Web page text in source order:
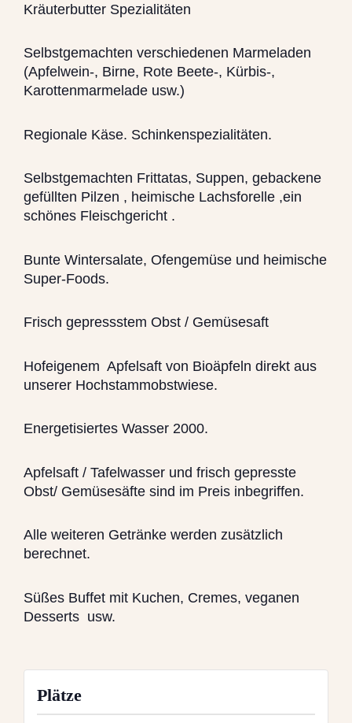
Kräuterbutter Spezialitäten
Selbstgemachten verschiedenen Marmeladen
(Apfelwein-, Birne, Rote Beete-, Kürbis-,
Karottenmarmelade usw.)
Regionale Käse. Schinkenspezialitäten.
Selbstgemachten Frittatas, Suppen, gebackene
gefüllten Pilzen , heimische Lachsforelle ,ein
schönes Fleischgericht .
Bunte Wintersalate, Ofengemüse und heimische
Super-Foods.
Frisch gepressstem Obst / Gemüsesaft
Hofeigenem Apfelsaft von Bioäpfeln direkt aus
unserer Hochstammobstwiese.
Energetisiertes Wasser 2000.
Apfelsaft / Tafelwasser und frisch gepresste
Obst/ Gemüsesäfte sind im Preis inbegriffen.
Alle weiteren Getränke werden zusätzlich
berechnet.
Süßes Buffet mit Kuchen, Cremes, veganen
Desserts usw.
Plätze